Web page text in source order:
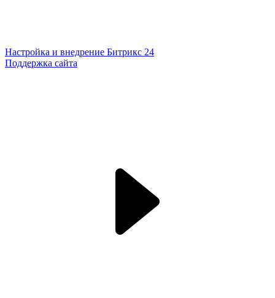
Настройка и внедрение Битрикс 24
Поддержка сайта